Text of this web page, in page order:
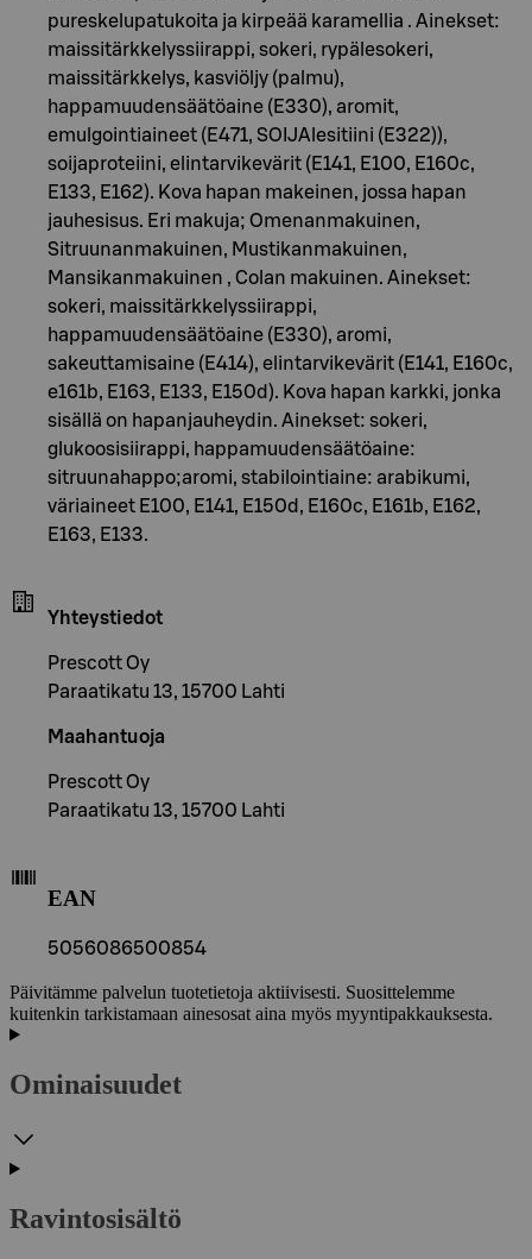
pureskelupatukoita ja kirpeää karamellia . Ainekset:
maissitärkkelyssiirappi, sokeri, rypälesokeri,
maissitärkkelys, kasviöljy (palmu),
happamuudensäätöaine (E330), aromit,
emulgointiaineet (E471, SOIJAlesitiini (E322)),
soijaproteiini, elintarvikevärit (E141, E100, E160c,
E133, E162). Kova hapan makeinen, jossa hapan
jauhesisus. Eri makuja; Omenanmakuinen,
Sitruunanmakuinen, Mustikanmakuinen,
Mansikanmakuinen , Colan makuinen. Ainekset:
sokeri, maissitärkkelyssiirappi,
happamuudensäätöaine (E330), aromi,
sakeuttamisaine (E414), elintarvikevärit (E141, E160c,
e161b, E163, E133, E150d). Kova hapan karkki, jonka
sisällä on hapanjauheydin. Ainekset: sokeri,
glukoosisiirappi, happamuudensäätöaine:
sitruunahappo;aromi, stabilointiaine: arabikumi,
väriaineet E100, E141, E150d, E160c, E161b, E162,
E163, E133.
Yhteystiedot
Prescott Oy
Paraatikatu 13, 15700 Lahti
Maahantuoja
Prescott Oy
Paraatikatu 13, 15700 Lahti
EAN
5056086500854
Päivitämme palvelun tuotetietoja aktiivisesti. Suosittelemme
kuitenkin tarkistamaan ainesosat aina myös myyntipakkauksesta.
Ominaisuudet
Ravintosisältö